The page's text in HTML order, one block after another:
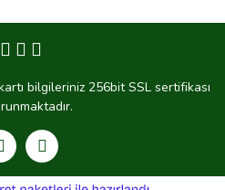
bilgileriniz 256bit SSL sertifikası